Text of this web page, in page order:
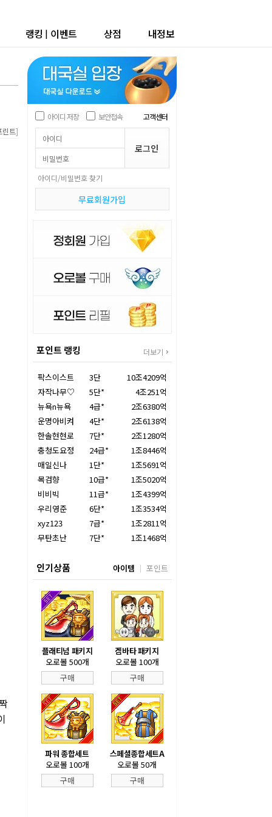
랭킹 | 이벤트 상점 내정보
린트]
아이디 저장 보안접속 고객센터
아이디/비밀번호 찾기
무료회원가입
포인트 랭킹 더보기
팍스이스트 3단
10조4209억
자작나무♡
5단*
4조251억
뉴욕n뉴욕
4급*
2조6380억
운명아비켜
4단*
2조6138억
한솔현현로
7단*
2조1280억
충청도요정
24급*
1조8446억
매일신나
1단*
1조5691억
목검향
10급*
1조5020억
비비빅
11급*
1조4399억
우리영준
6단*
1조3534억
xyz123
7급*
1조2811억
무탄초난
7단* 1조1468억
인기상품 아이템 포인트
플래티넘 패키지
오로볼 500개
구매
겜바타 패키지
오로볼 100개
구매
파워 종합세트
오로볼 100개
구매
스페셜종합세트A
오로볼 50개
구매